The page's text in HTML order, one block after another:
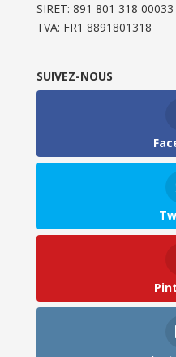
SIRET: 891 801 318 00033
TVA: FR1 8891801318
SUIVEZ-NOUS